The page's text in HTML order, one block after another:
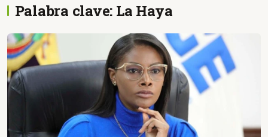
Palabra clave: La Haya
Amazonia Ecuatoriana
¿En que consiste la
tasa minera que rige en
Ecuador?